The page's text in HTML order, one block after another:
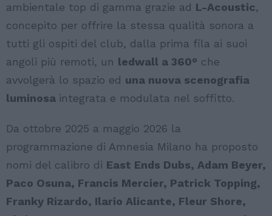
ambientale top di gamma grazie ad L-Acoustic,
concepito per offrire la stessa qualità sonora a
tutti gli ospiti del club, dalla prima fila ai suoi
angoli più remoti, un ledwall a 360° che
avvolgerà lo spazio ed una nuova scenografia
luminosa integrata e modulata nel soffitto.
Da ottobre 2025 a maggio 2026 la
programmazione di Amnesia Milano ha proposto
nomi del calibro di East Ends Dubs, Adam Beyer,
Paco Osuna, Francis Mercier, Patrick Topping,
Franky Rizardo, Ilario Alicante, Fleur Shore,